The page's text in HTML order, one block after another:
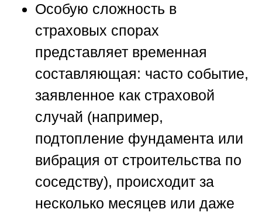
Особую сложность в
страховых спорах
представляет временная
составляющая: часто событие,
заявленное как страховой
случай (например,
подтопление фундамента или
вибрация от строительства по
соседству), происходит за
несколько месяцев или даже